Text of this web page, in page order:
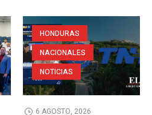
HONDURAS
NACIONALES
NOTICIAS
6 AGOSTO, 2026